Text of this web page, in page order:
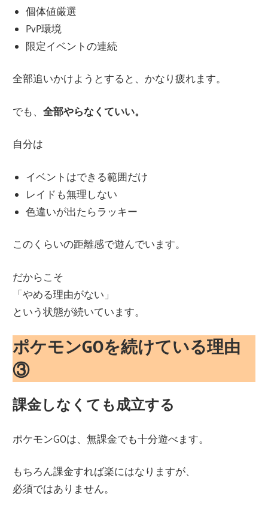
個体値厳選
PvP環境
限定イベントの連続
全部追いかけようとすると、かなり疲れます。
でも、全部やらなくていい。
自分は
イベントはできる範囲だけ
レイドも無理しない
色違いが出たらラッキー
このくらいの距離感で遊んでいます。
だからこそ
「やめる理由がない」
という状態が続いています。
ポケモンGOを続けている理由
③
課金しなくても成立する
ポケモンGOは、無課金でも十分遊べます。
もちろん課金すれば楽にはなりますが、
必須ではありません。